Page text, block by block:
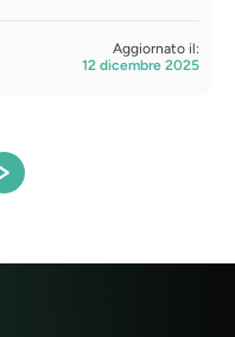
Aggiornato il:
12 dicembre 2025